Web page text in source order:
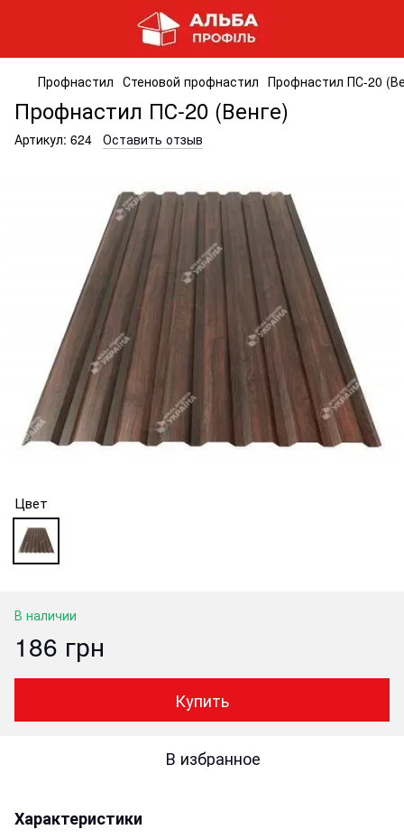
Профнастил Стеновой профнастил Профнастил ПС-20
Профнастил ПС-20 (Венге)
Артикул: 624 Оставить отзыв
Цвет
В наличии
186 грн
Купить
В избранное
Характеристики